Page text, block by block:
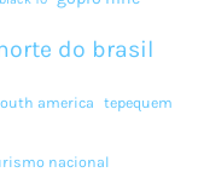
do brasil
america tepequem
nacional